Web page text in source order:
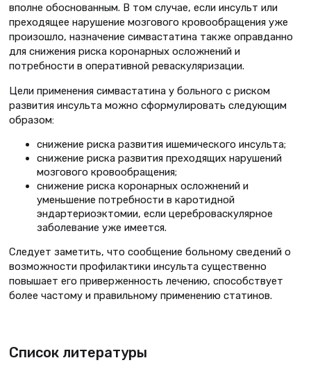
вполне обоснованным. В том случае, если инсульт или
преходящее нарушение мозгового кровообращения уже
произошло, назначение симвастатина также оправданно
для снижения риска коронарных осложнений и
потребности в оперативной реваскуляризации.
Цели применения симвастатина у больного с риском
развития инсульта можно сформулировать следующим
образом:
снижение риска развития ишемического инсульта;
снижение риска развития преходящих нарушений
мозгового кровообращения;
снижение риска коронарных осложнений и
уменьшение потребности в каротидной
эндартериоэктомии, если цереброваскулярное
заболевание уже имеется.
Следует заметить, что сообщение больному сведений о
возможности профилактики инсульта существенно
повышает его приверженность лечению, способствует
более частому и правильному применению статинов.
Список литературы